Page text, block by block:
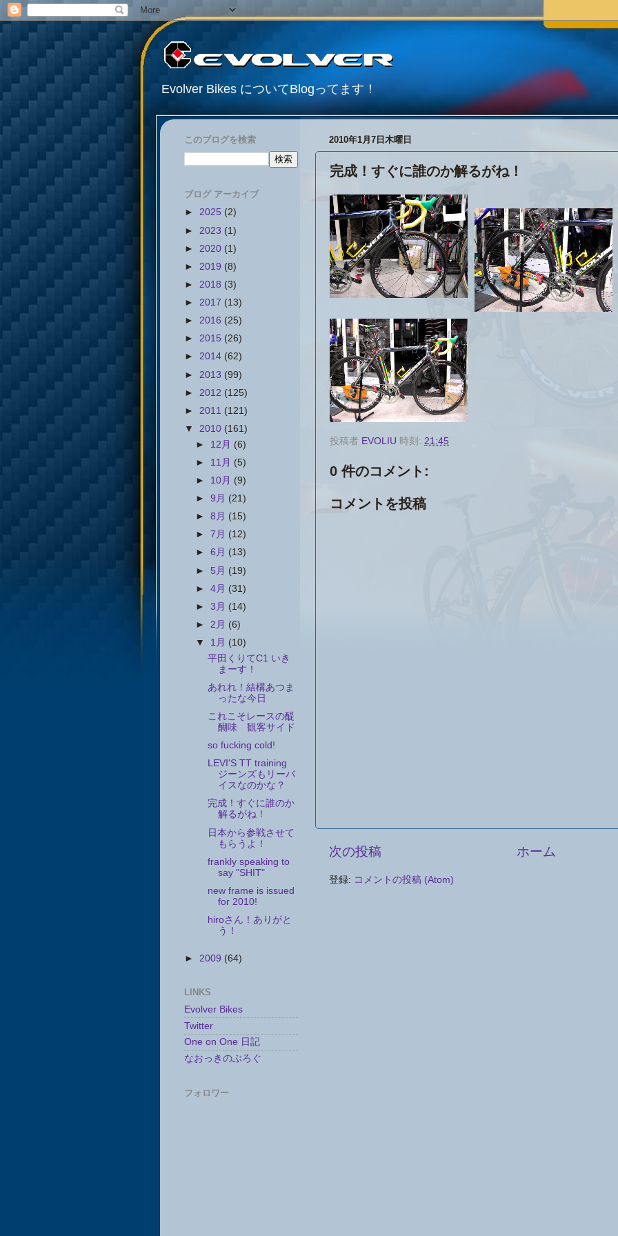
Evolver Bikes についてBlogってます！
2010年1月7日木曜日
完成！すぐに誰のか解るがね！
投稿者 EVOLIU 時刻: 21:45
0 件のコメント:
コメントを投稿
次の投稿 ホーム
登録: コメントの投稿 (Atom)
このブログを検索
ブログ アーカイブ
► 2025 (2)
► 2023 (1)
► 2020 (1)
► 2019 (8)
► 2018 (3)
► 2017 (13)
► 2016 (25)
► 2015 (26)
► 2014 (62)
► 2013 (99)
► 2012 (125)
► 2011 (121)
▼ 2010 (161)
► 12月 (6)
► 11月 (5)
► 10月 (9)
►9月 (21)
►8月 (15)
►7月 (12)
►6月 (13)
► 5月 (19)
►4月 (31)
►3月 (14)
► 2月 (6)
▼ 1月 (10)
平田くりてC1 いき
まーす！
あれれ！結構あつま
ったな今日
これこそレースの醍
醐味 観客サイド
so fucking cold!
LEVI'S TT training
ジーンズもリーバ
イスなのかな？
完成！すぐに誰のか
解るがね！
日本から参戦させて
もらうよ！
frankly speaking to
say "SHIT"
new frame is issued
for 2010!
hiroさん！ありがと
う！
► 2009 (64)
LINKS
Evolver Bikes
Twitter
One on One 日記
なおっきのぶろぐ
フォロワー